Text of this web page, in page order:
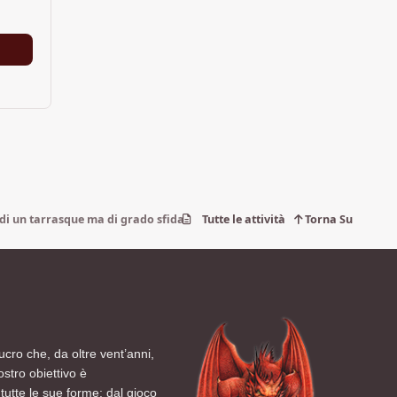
un tarrasque ma di grado sfida 2 Tutte le attività Torna Su
che, da oltre vent’anni,
obiettivo è
le sue forme: dal gioco